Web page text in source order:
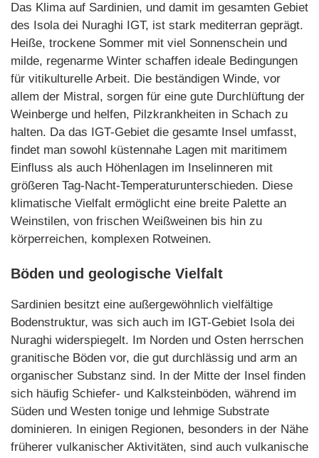
Das Klima auf Sardinien, und damit im gesamten Gebiet
des Isola dei Nuraghi IGT, ist stark mediterran geprägt.
Heiße, trockene Sommer mit viel Sonnenschein und
milde, regenarme Winter schaffen ideale Bedingungen
für vitikulturelle Arbeit. Die beständigen Winde, vor
allem der Mistral, sorgen für eine gute Durchlüftung der
Weinberge und helfen, Pilzkrankheiten in Schach zu
halten. Da das IGT-Gebiet die gesamte Insel umfasst,
findet man sowohl küstennahe Lagen mit maritimem
Einfluss als auch Höhenlagen im Inselinneren mit
größeren Tag-Nacht-Temperaturunterschieden. Diese
klimatische Vielfalt ermöglicht eine breite Palette an
Weinstilen, von frischen Weißweinen bis hin zu
körperreichen, komplexen Rotweinen.
Böden und geologische Vielfalt
Sardinien besitzt eine außergewöhnlich vielfältige
Bodenstruktur, was sich auch im IGT-Gebiet Isola dei
Nuraghi widerspiegelt. Im Norden und Osten herrschen
granitische Böden vor, die gut durchlässig und arm an
organischer Substanz sind. In der Mitte der Insel finden
sich häufig Schiefer- und Kalksteinböden, während im
Süden und Westen tonige und lehmige Substrate
dominieren. In einigen Regionen, besonders in der Nähe
früherer vulkanischer Aktivitäten, sind auch vulkanische